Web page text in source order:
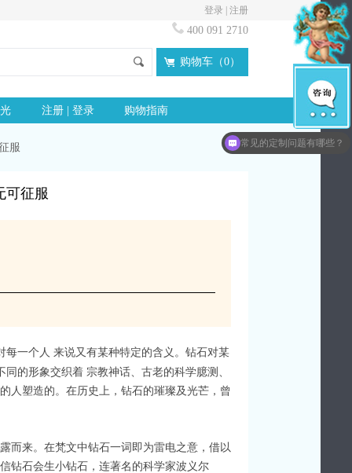
登录 注册
400 091 2710
购物车（0）
注册 | 登录 购物指南
服
可征服
一个人 来说又有某种特定的含义。钻石对某
的形象交织着 宗教神话、古老的科学臆测、
人塑造的。在历史上，钻石的璀璨及光芒，曾
而来。在梵文中钻石一词即为雷电之意，借以
钻石会生小钻石，连著名的科学家波义尔
常见的定制问题有哪些？
想了解更多idloves信息？